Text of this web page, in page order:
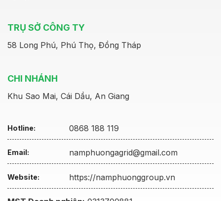
TRỤ SỞ CÔNG TY
58 Long Phú, Phú Thọ, Đồng Tháp
CHI NHÁNH
Khu Sao Mai, Cái Dầu, An Giang
Hotline: 0868 188 119
Email: namphuongagrid@gmail.com
Website: https://namphuonggroup.vn